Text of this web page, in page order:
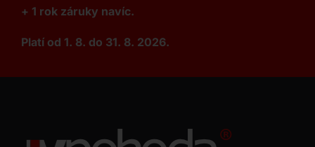
+ 1 rok záruky navíc.
Platí od 1. 8. do 31. 8. 2026.